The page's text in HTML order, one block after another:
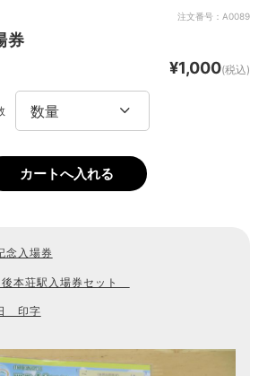
注文番号：A0089
券
¥1,000(税込)
念入場券
後本荘駅入場券セット
印字